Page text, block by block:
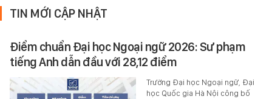
TIN MỚI CẬP NHẬT
Điểm chuẩn Đại học Ngoại ngữ 2026: Sư phạm
tiếng Anh dẫn đầu với 28,12 điểm
Trường Đại học Ngoại ngữ, Đại
học Quốc gia Hà Nội công bố